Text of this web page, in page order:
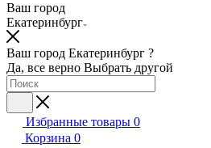
Ваш город
Екатеринбург
Ваш город Екатеринбург ?
Да, все верно Выбрать другой
Избранные товары 0
Корзина 0